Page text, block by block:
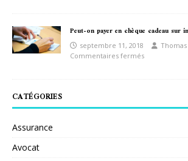
Peut-on payer en chèque cadeau sur
septembre 11, 2018
Commentaires fermés
CATÉGORIES
Assurance
Avocat